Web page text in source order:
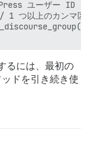
ユーザー ID
以上のカンマ区
るには、最初の
ッドを引き続き使